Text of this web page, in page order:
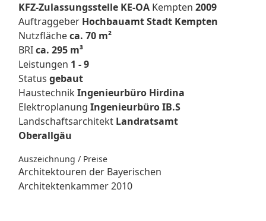
KFZ-Zulassungsstelle KE-OA Kempten2009
Auftraggeber Hochbauamt Stadt Kempten
Nutzflächeca. 70 m²
BRIca. 295 m³
Leistungen 1 - 9
Status gebaut
HaustechnikIngenieurbüro Hirdina
Elektroplanung Ingenieurbüro IB.S
Landschaftsarchitekt Landratsamt
Oberallgäu
Auszeichnung / Preise
Architektouren der Bayerischen
Architektenkammer 2010